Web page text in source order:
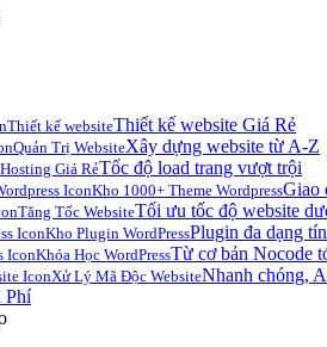
Thiết kế websiteThiết kế website Giá Rẻ
Quản Trị WebsiteXây dựng website từ A-Z
Hosting Giá RẻTốc độ load trang vượt trội
Kho 1000+ Theme WordpressGiao
Tăng Tốc WebsiteTối ưu tốc độ website
Kho Plugin WordPressPlugin đa dạng
Khóa Học WordPressTừ cơ bản Nocode
Xử Lý Mã Độc WebsiteNhanh chóng,
Phí